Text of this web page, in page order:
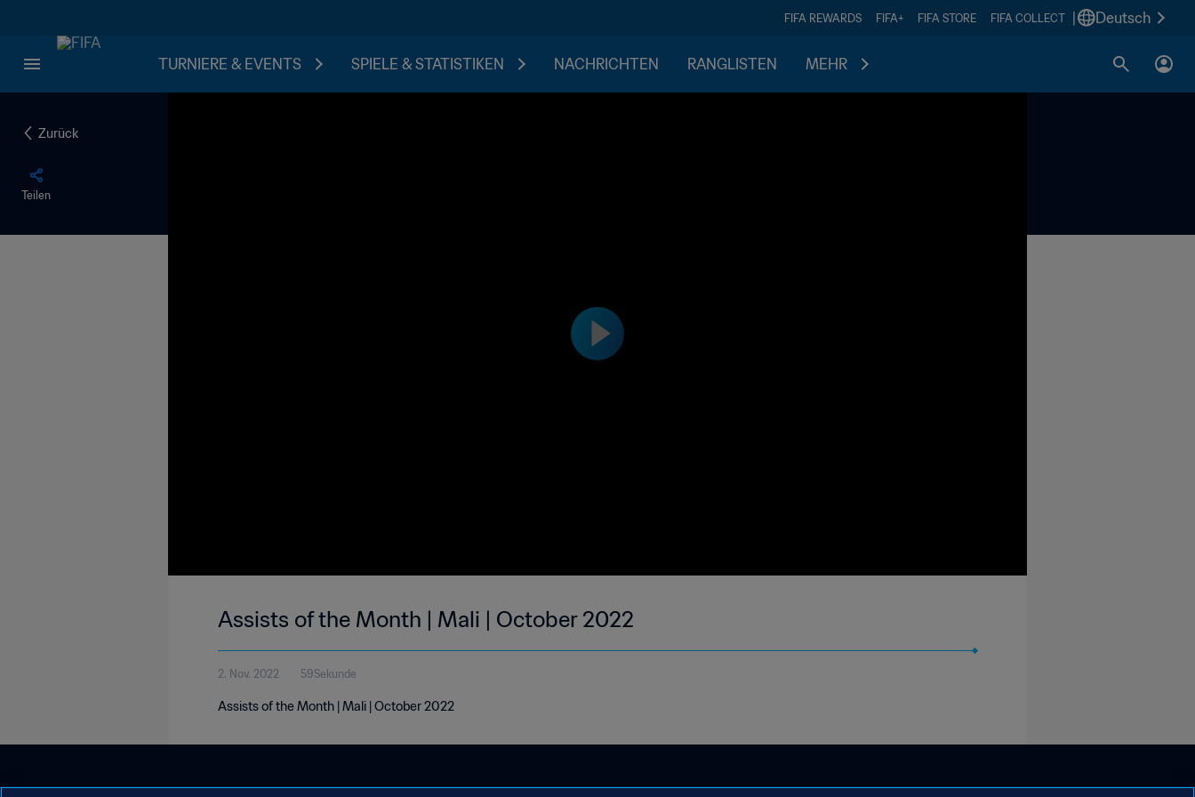
FIFA REWARDS FIFA+ FIFA STORE FIFA COLLECT Deutsch
TURNIERE & EVENTS SPIELE & STATISTIKEN NACHRICHTEN RANGLISTEN MEHR
Zurück
Teilen
Assists of the Month | Mali | October 2022
2. Nov. 2022 59Sekunde
Assists of the Month | Mali | October 2022